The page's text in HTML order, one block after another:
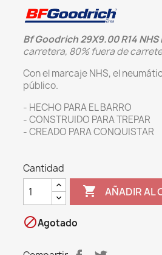
Bf Goodrich 29X9.00 R14
carretera, 80% fuera de
Con el marcaje NHS, el
público.
- HECHO PARA EL BARRO
- CONSTRUIDO PARA TREPAR
- CREADO PARA CONQUISTAR
Cantidad
 AÑADIR AL
Agotado